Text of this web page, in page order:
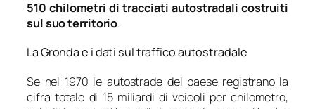
510 chilometri di tracciati autostradali costruiti
sul suo territorio.
La Gronda e i dati sul traffico autostradale
Se nel 1970 le autostrade del paese registrano la
cifra totale di 15 miliardi di veicoli per chilometro,